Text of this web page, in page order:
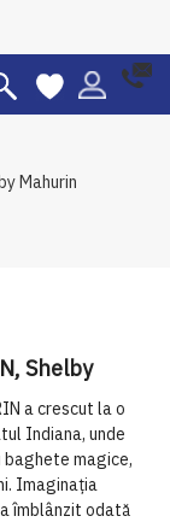
Mahurin
Shelby
a crescut la o
Indiana, unde
baghete magice,
Imaginația
îmblânzit odată